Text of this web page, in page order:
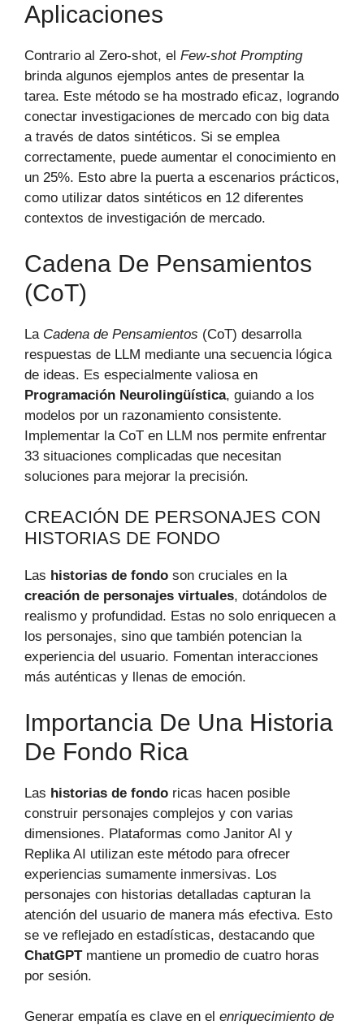
Aplicaciones
Contrario al Zero-shot, el Few-shot Prompting
brinda algunos ejemplos antes de presentar la
tarea. Este método se ha mostrado eficaz, logrando
conectar investigaciones de mercado con big data
a través de datos sintéticos. Si se emplea
correctamente, puede aumentar el conocimiento en
un 25%. Esto abre la puerta a escenarios prácticos,
como utilizar datos sintéticos en 12 diferentes
contextos de investigación de mercado.
Cadena De Pensamientos
(CoT)
La Cadena de Pensamientos (CoT) desarrolla
respuestas de LLM mediante una secuencia lógica
de ideas. Es especialmente valiosa en
Programación Neurolingüística, guiando a los
modelos por un razonamiento consistente.
Implementar la CoT en LLM nos permite enfrentar
33 situaciones complicadas que necesitan
soluciones para mejorar la precisión.
CREACIÓN DE PERSONAJES CON
HISTORIAS DE FONDO
Las historias de fondo son cruciales en la
creación de personajes virtuales, dotándolos de
realismo y profundidad. Estas no solo enriquecen a
los personajes, sino que también potencian la
experiencia del usuario. Fomentan interacciones
más auténticas y llenas de emoción.
Importancia De Una Historia
De Fondo Rica
Las historias de fondo ricas hacen posible
construir personajes complejos y con varias
dimensiones. Plataformas como Janitor AI y
Replika AI utilizan este método para ofrecer
experiencias sumamente inmersivas. Los
personajes con historias detalladas capturan la
atención del usuario de manera más efectiva. Esto
se ve reflejado en estadísticas, destacando que
ChatGPTmantiene un promedio de cuatro horas
por sesión.
Generar empatía es clave en el enriquecimiento de